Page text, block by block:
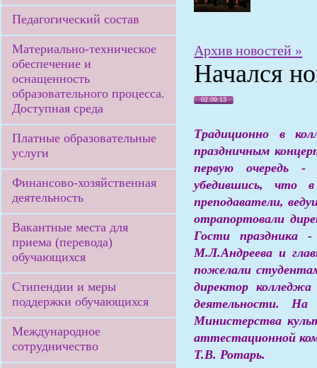
Педагогический состав
Материально-техническое
обеспечение и
оснащенность
образовательного процесса.
Доступная среда
Платные образовательные
услуги
Финансово-хозяйственная
деятельность
Вакантные места для
приема (перевода)
обучающихся
Стипендии и меры
поддержки обучающихся
Международное
сотрудничество
Архив новостей »
Начался
02.09.13
Традиционно в
праздничным
первую очередь -
убедившись, что
преподаватели,
отрапортовали
Гости праздника
М.Л.Андреева и
пожелали
директор колледжа
деятельности. На
Министерства
аттестационной
Т.В. Ротарь.